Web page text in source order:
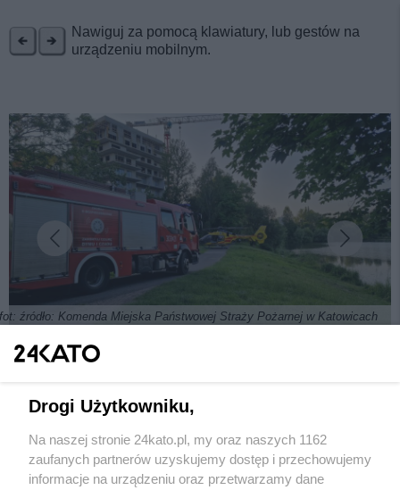
Nawiguj za pomocą klawiatury, lub gestów na
urządzeniu mobilnym.
fot: źródło: Komenda Miejska Państwowej Straży Pożarnej w Katowicach
dzień wcześniej mężczyzna zmarł, mimo szybkiej
[ZDJĘCIA]
Wydawca mediów lokalnych
Drogi Użytkowniku,
Na naszej stronie 24kato.pl, my oraz naszych 1162
zaufanych partnerów uzyskujemy dostęp i przechowujemy
informacje na urządzeniu oraz przetwarzamy dane